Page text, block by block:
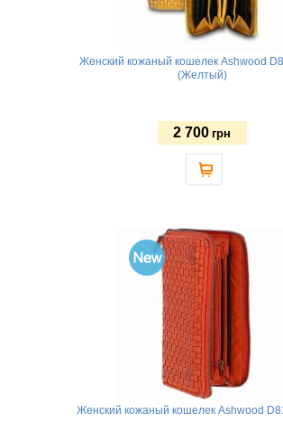
Женский кожаный кошелек Ashwood
(Желтый)
2 700 грн
Женский кожаный кошелек Ashwood